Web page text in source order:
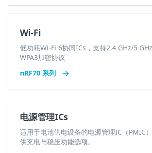
Wi-Fi
低功耗Wi-Fi 6协同ICs，支持2.4 GHz/5
WPA3加密协议
nRF70 系列
电源管理ICs
适用于电池供电设备的电源管理IC（PMIC
供充电与稳压功能选项。